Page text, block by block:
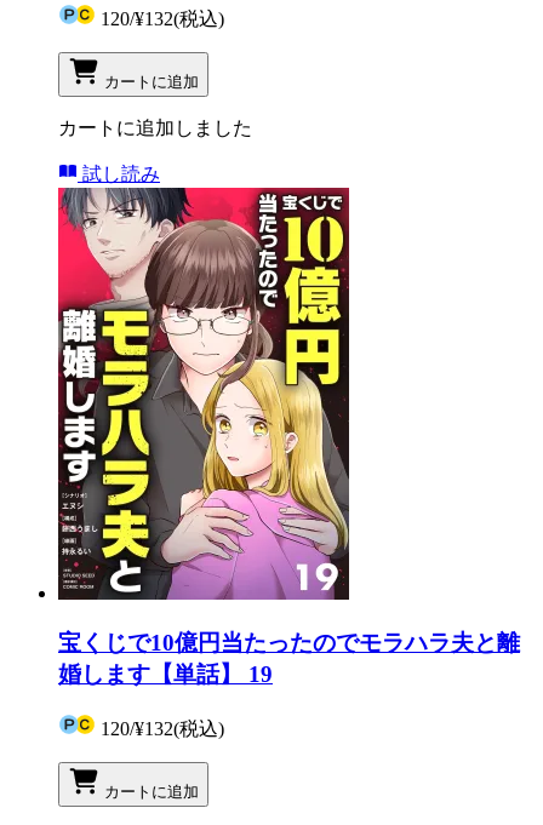
120/¥132(税込)
カートに追加
カートに追加しました
試し読み
宝くじで10億円当たったのでモラハラ夫と離
婚します【単話】 19
120/¥132(税込)
カートに追加